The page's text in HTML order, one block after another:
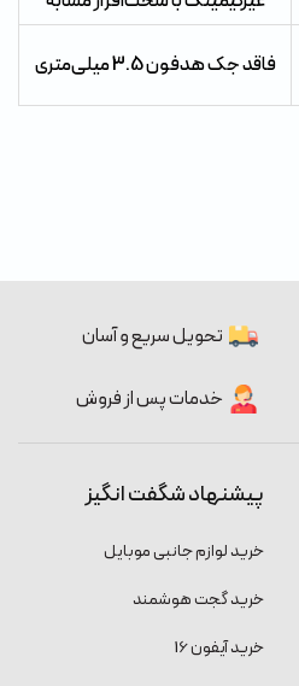
فاقد جک هدفون 3.5 میلی‌متری
تحویل سریع و آسان
خدمات پس از فروش
پیشنهاد شگفت انگیز
خرید لوازم جانبی موبایل
خرید گجت هوشمند
خرید آیفون 16